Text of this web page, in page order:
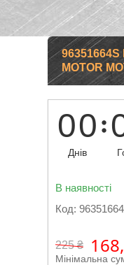
MOTOR
00
Днів
В наявності
Код:
225 ₴
Мінімальна